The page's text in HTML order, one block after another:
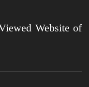
Website of